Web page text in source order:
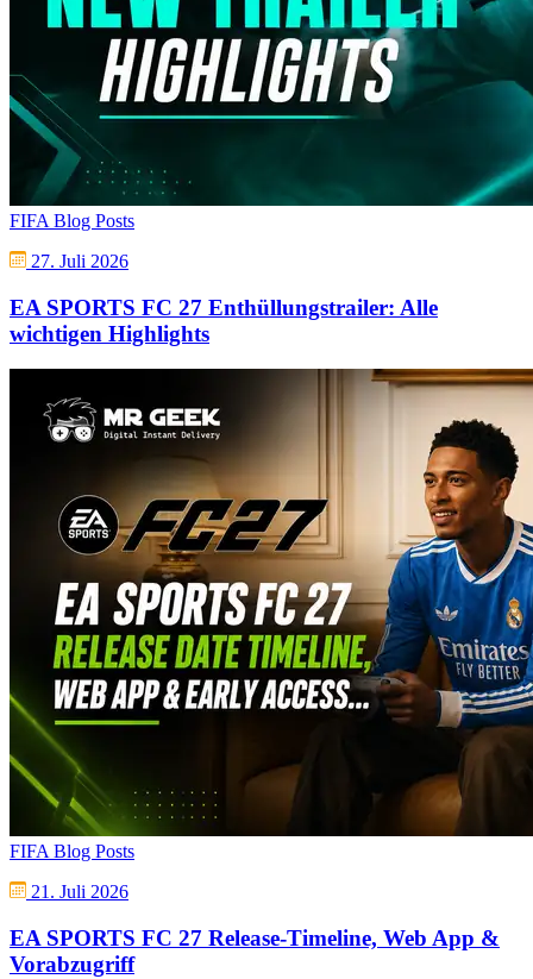
FIFA Blog Posts
27. Juli 2026
EA SPORTS FC 27 Enthüllungstrailer: Alle
wichtigen Highlights
FIFA Blog Posts
21. Juli 2026
EA SPORTS FC 27 Release-Timeline, Web App &
Vorabzugriff